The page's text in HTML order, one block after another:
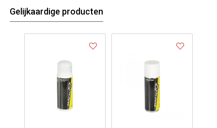
Gelijkaardige producten